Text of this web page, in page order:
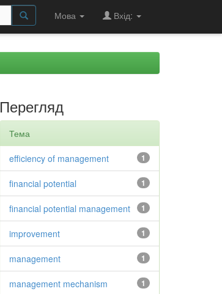
Мова Вхід:
Перегляд
Тема
1
efficiency of management
1
financial potential
1
financial potential management
1
improvement
1
management
1
management mechanism